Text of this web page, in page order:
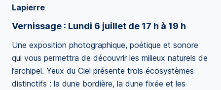
Lapierre
Vernissage : Lundi 6 juillet de 17 h à 19 h
Une exposition photographique, poétique et sonore
qui vous permettra de découvrir les milieux naturels de
l’archipel. Yeux du Ciel présente trois écosystèmes
distinctifs : la dune bordière, la dune fixée et les